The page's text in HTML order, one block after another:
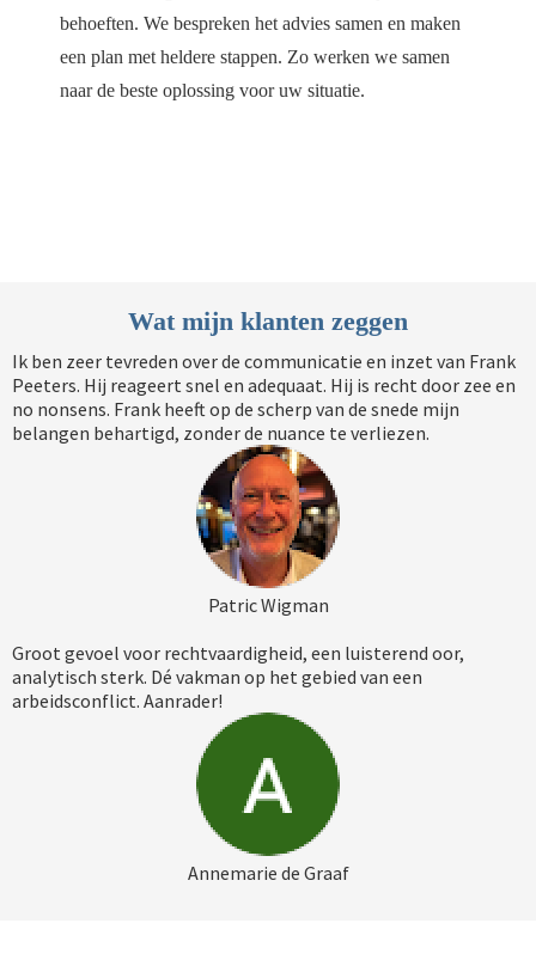
behoeften. We bespreken het advies samen en maken
een plan met heldere stappen. Zo werken we samen
naar de beste oplossing voor uw situatie.
Wat mijn klanten zeggen
Ik ben zeer tevreden over de communicatie en inzet van Frank
Peeters. Hij reageert snel en adequaat. Hij is recht door zee en
no nonsens. Frank heeft op de scherp van de snede mijn
belangen behartigd, zonder de nuance te verliezen.
Patric Wigman
Groot gevoel voor rechtvaardigheid, een luisterend oor,
analytisch sterk. Dé vakman op het gebied van een
arbeidsconflict. Aanrader!
Annemarie de Graaf